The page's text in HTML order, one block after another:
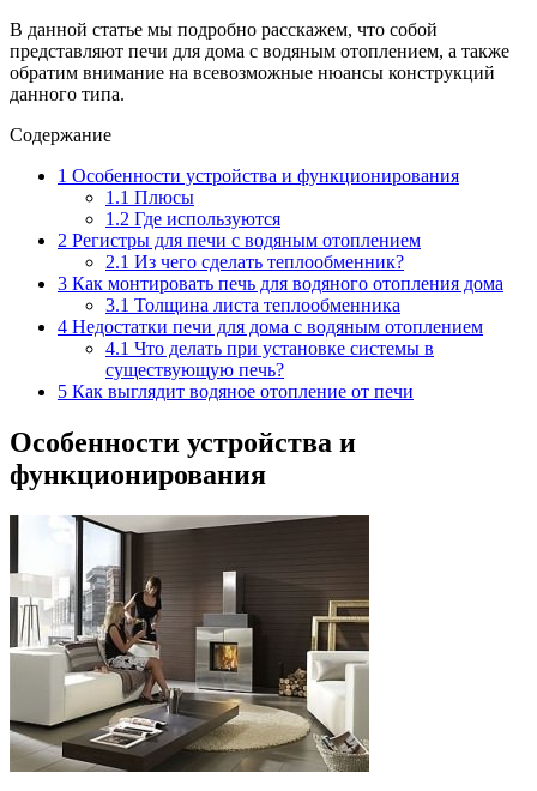
В данной статье мы подробно расскажем, что собой
представляют печи для дома с водяным отоплением, а также
обратим внимание на всевозможные нюансы конструкций
данного типа.
Содержание
1 Особенности устройства и функционирования
1.1 Плюсы
1.2 Где используются
2 Регистры для печи с водяным отоплением
2.1 Из чего сделать теплообменник?
3 Как монтировать печь для водяного отопления дома
3.1 Толщина листа теплообменника
4 Недостатки печи для дома с водяным отоплением
4.1 Что делать при установке системы в
существующую печь?
5 Как выглядит водяное отопление от печи
Особенности устройства и
функционирования